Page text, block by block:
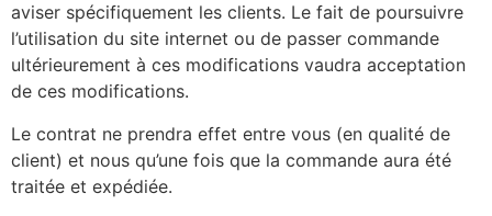
aviser spécifiquement les clients. Le fait de poursuivre
l’utilisation du site internet ou de passer commande
ultérieurement à ces modifications vaudra acceptation
de ces modifications.
Le contrat ne prendra effet entre vous (en qualité de
client) et nous qu’une fois que la commande aura été
traitée et expédiée.